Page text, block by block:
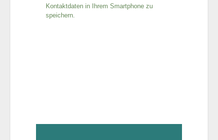
Kontaktdaten in Ihrem Smartphone zu
speichern.